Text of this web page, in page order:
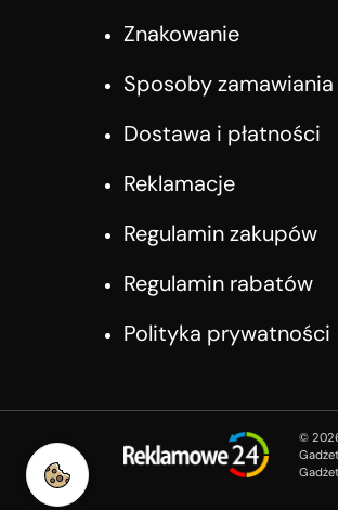
Znakowanie
Sposoby zamawiania
Dostawa i płatności
Reklamacje
Regulamin zakupów
Regulamin rabatów
Polityka prywatności
©